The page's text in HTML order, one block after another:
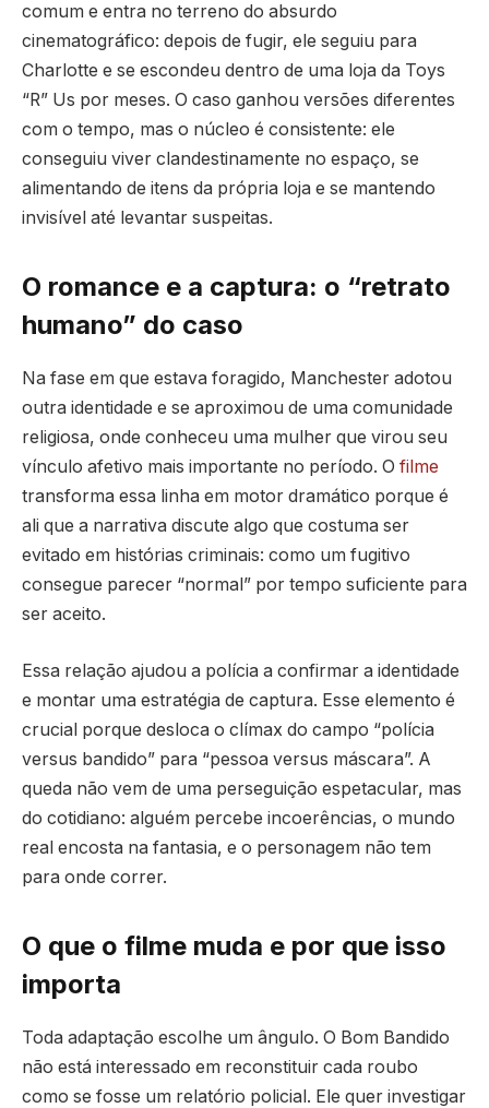
comum e entra no terreno do absurdo
cinematográfico: depois de fugir, ele seguiu para
Charlotte e se escondeu dentro de uma loja da Toys
“R” Us por meses. O caso ganhou versões diferentes
com o tempo, mas o núcleo é consistente: ele
conseguiu viver clandestinamente no espaço, se
alimentando de itens da própria loja e se mantendo
invisível até levantar suspeitas.
O romance e a captura: o “retrato
humano” do caso
Na fase em que estava foragido, Manchester adotou
outra identidade e se aproximou de uma comunidade
religiosa, onde conheceu uma mulher que virou seu
vínculo afetivo mais importante no período. O filme
transforma essa linha em motor dramático porque é
ali que a narrativa discute algo que costuma ser
evitado em histórias criminais: como um fugitivo
consegue parecer “normal” por tempo suficiente para
ser aceito.
Essa relação ajudou a polícia a confirmar a identidade
e montar uma estratégia de captura. Esse elemento é
crucial porque desloca o clímax do campo “polícia
versus bandido” para “pessoa versus máscara”. A
queda não vem de uma perseguição espetacular, mas
do cotidiano: alguém percebe incoerências, o mundo
real encosta na fantasia, e o personagem não tem
para onde correr.
O que o filme muda e por que isso
importa
Toda adaptação escolhe um ângulo. O Bom Bandido
não está interessado em reconstituir cada roubo
como se fosse um relatório policial. Ele quer investigar